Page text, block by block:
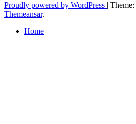
Proudly powered by WordPress
Theme:
Themeansar.
Home